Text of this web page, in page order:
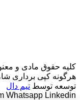
کلیه حقوق مادی و
هرگونه کپی برداری
توسعه توسط تیم دال
Whatsapp Linkedin